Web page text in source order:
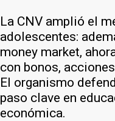
La CNV amplió el
adolescentes:
money market,
con bonos,
El organismo
paso clave en
económica.